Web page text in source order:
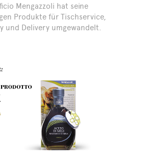
Mengazzoli hat seine
Produkte für Tischservice,
und Delivery umgewandelt.